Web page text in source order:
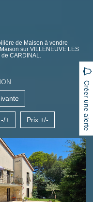
de Maison à vendre
sur VILLENEUVE LES
CARDINAL.
Créer une alerte
+ Prix +/-